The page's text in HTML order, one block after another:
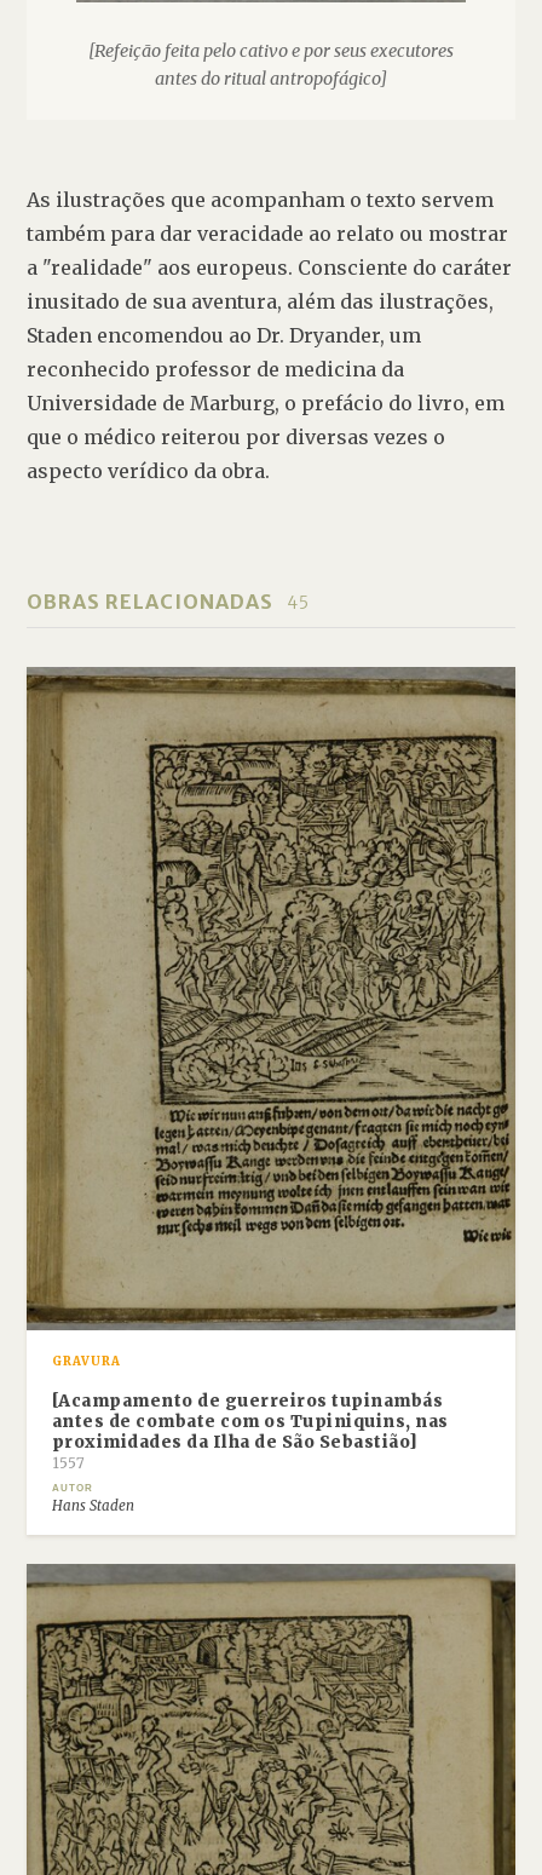
[Refeição feita pelo cativo e por seus executores
antes do ritual antropofágico]
As ilustrações que acompanham o texto servem
também para dar veracidade ao relato ou mostrar
a "realidade" aos europeus. Consciente do caráter
inusitado de sua aventura, além das ilustrações,
Staden encomendou ao Dr. Dryander, um
reconhecido professor de medicina da
Universidade de Marburg, o prefácio do livro, em
que o médico reiterou por diversas vezes o
aspecto verídico da obra.
OBRAS RELACIONADAS 45
GRAVURA
[Acampamento de guerreiros tupinambás
antes de combate com os Tupiniquins, nas
proximidades da Ilha de São Sebastião]
1557
AUTOR
Hans Staden